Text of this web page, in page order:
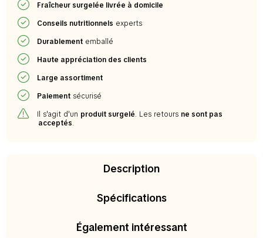
Fraîcheur surgelée livrée à domicile
Conseils nutritionnels experts
Durablement emballé
Haute appréciation des clients
Large assortiment
Paiement sécurisé
Il s'agit d'un produit surgelé. Les retours ne sont pas
acceptés.
Description
Spécifications
Également intéressant